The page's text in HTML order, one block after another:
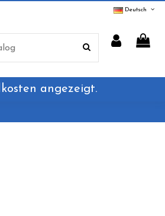
Deutsch
angezeigt.